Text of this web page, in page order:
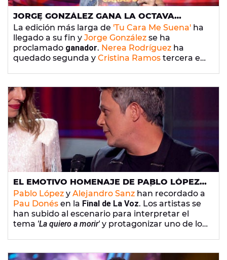
JORGE GONZÁLEZ GANA LA OCTAVA
EDICIÓN DE ‘TU CARA ME SUENA’ IMITANDO
A ANTONIO OROZCO
La edición más larga de 'Tu Cara Me Suena' ha
llegado a su fin y Jorge González se ha
proclamado ganador. Nerea Rodríguez ha
quedado segunda y Cristina Ramos tercera en
coronavirus.
EL EMOTIVO HOMENAJE DE PABLO LÓPEZ Y
ALEJANDRO SANZ A PAU DONÉS EN ‘LA
VOZ’
Pablo López y Alejandro Sanz han recordado a
Pau Donés en la Final de La Voz. Los artistas se
han subido al escenario para interpretar el
tema 'La quiero a morir' y protagonizar uno de los